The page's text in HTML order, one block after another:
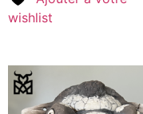
wishlist